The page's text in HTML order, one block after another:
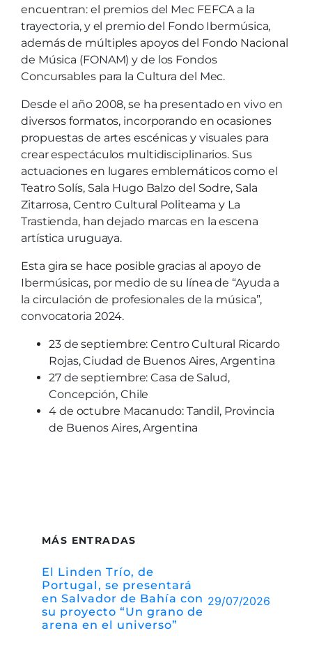
encuentran: el premios del Mec FEFCA a la
trayectoria, y el premio del Fondo Ibermúsica,
además de múltiples apoyos del Fondo Nacional
de Música (FONAM) y de los Fondos
Concursables para la Cultura del Mec.
Desde el año 2008, se ha presentado en vivo en
diversos formatos, incorporando en ocasiones
propuestas de artes escénicas y visuales para
crear espectáculos multidisciplinarios. Sus
actuaciones en lugares emblemáticos como el
Teatro Solís, Sala Hugo Balzo del Sodre, Sala
Zitarrosa, Centro Cultural Politeama y La
Trastienda, han dejado marcas en la escena
artística uruguaya.
Esta gira se hace posible gracias al apoyo de
Ibermúsicas, por medio de su línea de “Ayuda a
la circulación de profesionales de la música”,
convocatoria 2024.
23 de septiembre: Centro Cultural Ricardo
Rojas, Ciudad de Buenos Aires, Argentina
27 de septiembre: Casa de Salud,
Concepción, Chile
4 de octubre Macanudo: Tandil, Provincia
de Buenos Aires, Argentina
MÁS ENTRADAS
El Linden Trío, de
Portugal, se presentará
en Salvador de Bahía con
su proyecto “Un grano de
arena en el universo”
29/07/2026